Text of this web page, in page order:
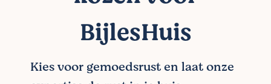
BijlesHuis
Kies voor gemoedsrust en laat onze